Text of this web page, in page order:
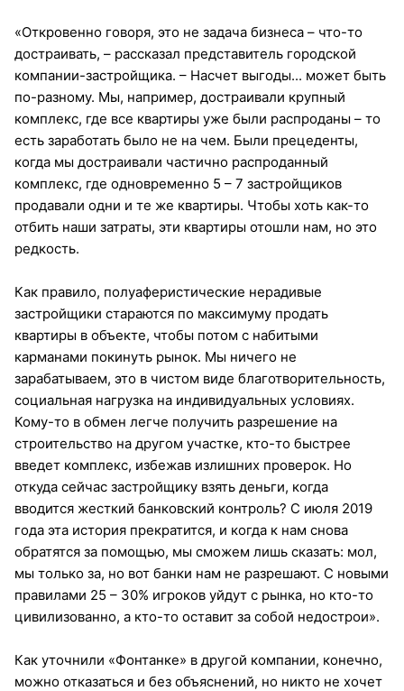
«Откровенно говоря, это не задача бизнеса – что-то
достраивать, – рассказал представитель городской
компании-застройщика. – Насчет выгоды... может быть
по-разному. Мы, например, достраивали крупный
комплекс, где все квартиры уже были распроданы – то
есть заработать было не на чем. Были прецеденты,
когда мы достраивали частично распроданный
комплекс, где одновременно 5 – 7 застройщиков
продавали одни и те же квартиры. Чтобы хоть как-то
отбить наши затраты, эти квартиры отошли нам, но это
редкость.
Как правило, полуаферистические нерадивые
застройщики стараются по максимуму продать
квартиры в объекте, чтобы потом с набитыми
карманами покинуть рынок. Мы ничего не
зарабатываем, это в чистом виде благотворительность,
социальная нагрузка на индивидуальных условиях.
Кому-то в обмен легче получить разрешение на
строительство на другом участке, кто-то быстрее
введет комплекс, избежав излишних проверок. Но
откуда сейчас застройщику взять деньги, когда
вводится жесткий банковский контроль? С июля 2019
года эта история прекратится, и когда к нам снова
обратятся за помощью, мы сможем лишь сказать: мол,
мы только за, но вот банки нам не разрешают. С новыми
правилами 25 – 30% игроков уйдут с рынка, но кто-то
цивилизованно, а кто-то оставит за собой недострои».
Как уточнили «Фонтанке» в другой компании, конечно,
можно отказаться и без объяснений, но никто не хочет